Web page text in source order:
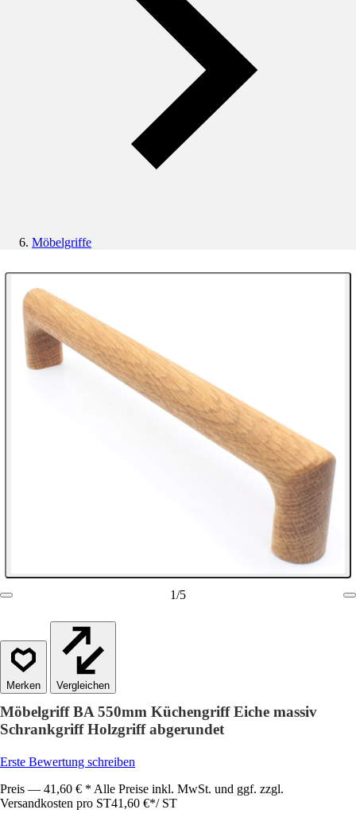
Möbelgriffe
1/5
Vergleichen
Möbelgriff BA 550mm Küchengriff Eiche massiv
Schrankgriff Holzgriff abgerundet
Erste Bewertung schreiben
Preis — 41,60 € * Alle Preise inkl. MwSt. und ggf. zzgl.
Versandkosten pro ST41,60 €*/ ST